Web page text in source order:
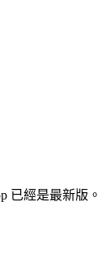
已經是最新版。